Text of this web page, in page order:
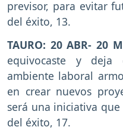
previsor, para evitar
del éxito, 13.
TAURO: 20 ABR- 20
equivocaste y
ambiente laboral
en crear nuevos
será una iniciativa
del éxito, 17.